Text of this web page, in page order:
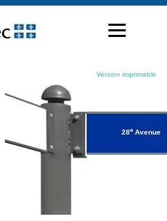
Version imprimable
28eAvenue